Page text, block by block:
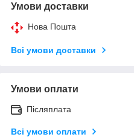
Умови доставки
Нова Пошта
Всі умови доставки
Умови оплати
Післяплата
Всі умови оплати